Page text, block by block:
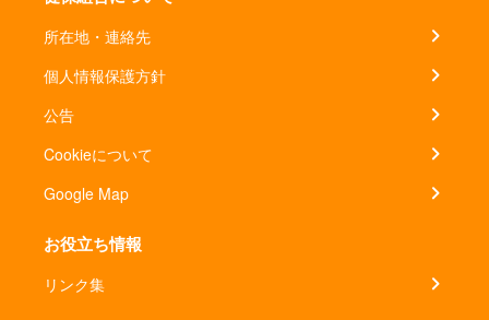
所在地・連絡先
個人情報保護方針
公告
Cookieについて
Google Map
お役立ち情報
リンク集